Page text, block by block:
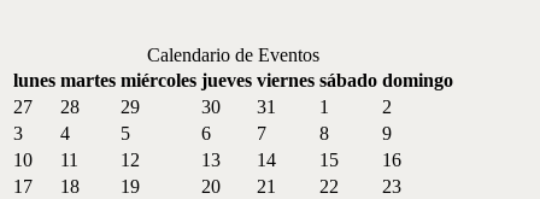
Calendario de Eventos
lunes martes miércoles jueves viernes sábado domingo
27
28 29 30 31 1
2
3
4 5 6 7 8
9
10
11 12 13 14 15
16
17
18 19 20 21 22
23